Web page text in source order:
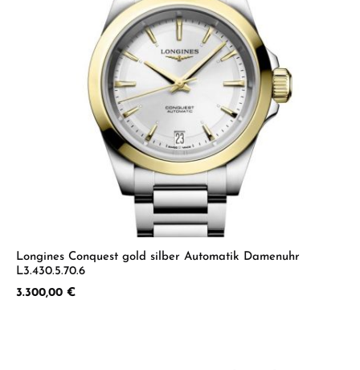
Longines Conquest gold silber Automatik Damenuhr
L3.430.5.70.6
Regulärer Preis:
3.300,00 €